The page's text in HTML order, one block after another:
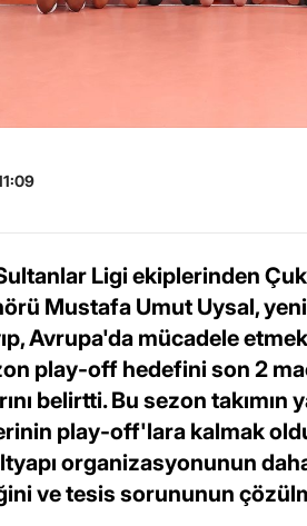
Ligi ekiplerinden
Mustafa Umut Uysal,
Avrupa'da mücadele
play-off hedefini son 2
belirtti. Bu sezon
play-off'lara kalmak
organizasyonunun
ve tesis sorununun